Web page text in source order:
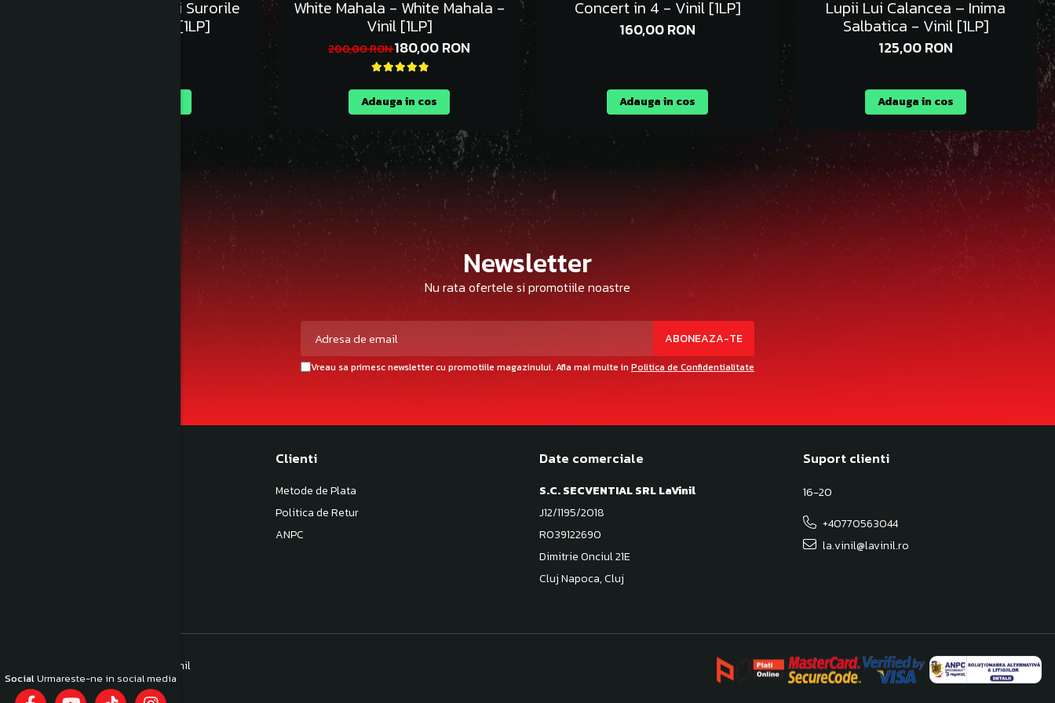
SocialUrmareste-ne in social media
Lupii Lui Calancea si Surorile
Osoianu - Vinil [1LP]
White Mahala - White Mahala -
Vinil [1LP]
200,00 RON180,00 RON
Adauga in cos
Concert in 4 - Vinil [1LP]
160,00 RON
Adauga in cos
Lupii Lui Calancea – Inima
Salbatica - Vinil [1LP]
125,00 RON
Adauga in cos
Newsletter
Nu rata ofertele si promotiile noastre
Vreau sa primesc newsletter cu promotiile magazinului. Afla mai multe in Politica de Confidentialitate
Clienti
Metode de Plata
Politica de Retur
ANPC
Date comerciale
S.C. SECVENTIAL SRL LaVinil
J12/1195/2018
RO39122690
Dimitrie Onciul 21E
Cluj Napoca, Cluj
Suport clienti
16-20
+40770563044
la.vinil@lavinil.ro
© Toate drepturile rezervate LAVinil
Platforma E-commerce by Gomag